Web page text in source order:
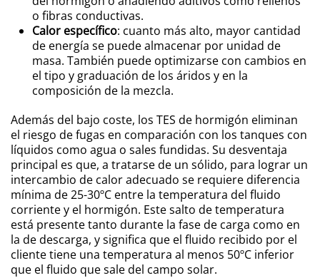
o fibras conductivas.
Calor específico: cuanto más alto, mayor cantidad
de energía se puede almacenar por unidad de
masa. También puede optimizarse con cambios en
el tipo y graduación de los áridos y en la
composición de la mezcla.
Además del bajo coste, los TES de hormigón eliminan
el riesgo de fugas en comparación con los tanques con
líquidos como agua o sales fundidas. Su desventaja
principal es que, a tratarse de un sólido, para lograr un
intercambio de calor adecuado se requiere diferencia
mínima de 25-30ºC entre la temperatura del fluido
corriente y el hormigón. Este salto de temperatura
está presente tanto durante la fase de carga como en
la de descarga, y significa que el fluido recibido por el
cliente tiene una temperatura al menos 50ºC inferior
que el fluido que sale del campo solar.